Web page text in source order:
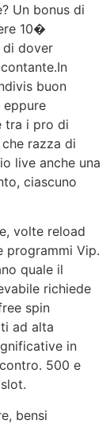
Un bonus di
10�
di dover
buon
eppure
tra i pro di
razza di
live anche una
ciascuno
volte reload
programmi Vip.
quale il
richiede
spin
ad alta
in
500 e
bensi